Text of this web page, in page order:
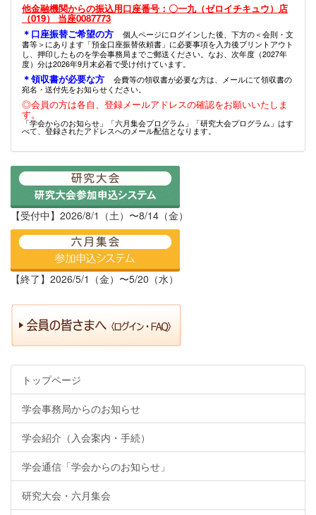
他金融機関からの振込用口座番号：〇一九（ゼロイチキュウ）店
（019） 当座0087773
＊口座振替ご希望の方
個人ページにログインした後、下方の＜会則・文
書等＞にあります「預金口座振替依頼書」に必要事項を入力後プリントアウト
し、押印したものを学会事務局までご郵送ください。なお、次年度（2027年
度）分は2026年9月末必着で受け付けています。
＊領収書が必要な方
会費等の領収書が必要な方は、メールにて領収書の
宛名・送付先をお知らせください。
◎会員の方は各自、登録メールアドレスの確認をお願いいたしま
す。
「学会からのお知らせ」「六月集会プログラム」「研究大会プログラム」はす
べて、登録されたアドレスへのメール配信となります。
【受付中】2026/8/1（土）〜8/14（金）
【終了】2026/5/1（金）〜5/20（水）
トップページ
学会事務局からのお知らせ
学会紹介（入会案内・手続）
学会通信「学会からのお知らせ」
研究大会・六月集会